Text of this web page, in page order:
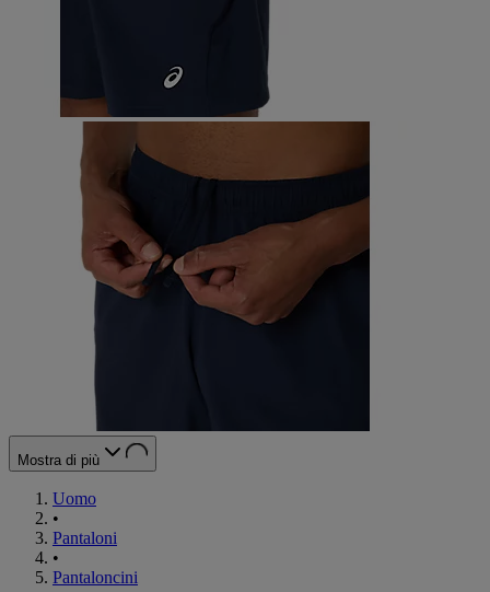
Mostra di più
Uomo
•
Pantaloni
•
Pantaloncini